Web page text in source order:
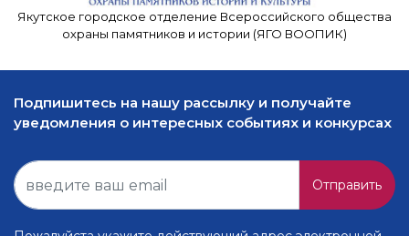
Якутское городское отделение Всероссийского общества
охраны памятников и истории (ЯГО ВООПИК)
Подпишитесь на нашу рассылку и получайте
уведомления о интересных событиях и конкурсах
Отправить